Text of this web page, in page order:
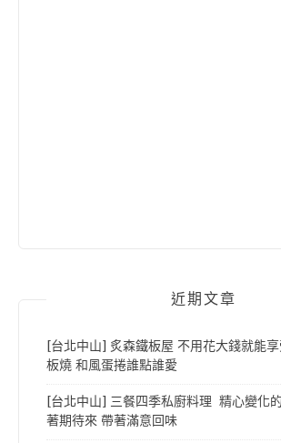
近期文章
[台北中山] 炙森鐵板屋 不用花大錢就能
板燒 和風蛋捲誰點誰愛
[台北中山] 三餐四季私廚料理 精心變化
著期待來 帶著滿意回味